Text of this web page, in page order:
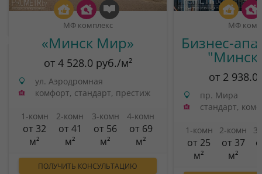
МФ комплекс
«Минск Мир»
от 4 528.0 руб./м²
ул. Аэродромная
комфорт, стандарт, престиж
1-комн
от 32
м²
2-комн
от 41
м²
3-комн
от 56
м²
4-комн
от 69
м²
ПОЛУЧИТЬ КОНСУЛЬТАЦИЮ
МФ
Бизнес-
от 2
пр. Мира
стандарт,
1-комн
от 25
м²
2-комн
от 37
м²